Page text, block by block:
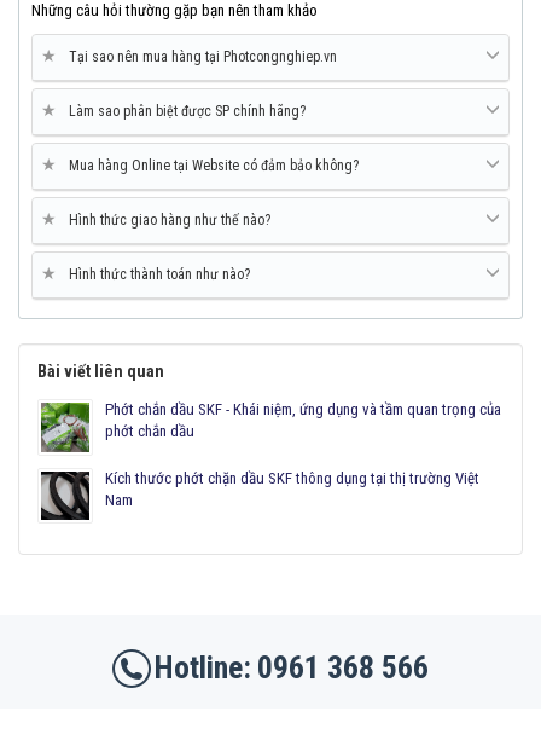
Những câu hỏi thường gặp bạn nên tham khảo
★ Tại sao nên mua hàng tại Photcongnghiep.vn
★ Làm sao phân biệt được SP chính hãng?
★ Mua hàng Online tại Website có đảm bảo không?
★ Hình thức giao hàng như thế nào?
★ Hình thức thành toán như nào?
Bài viết liên quan
Phớt chắn dầu SKF - Khái niệm, ứng dụng và tầm quan trọng của
phớt chắn dầu
Kích thước phớt chặn dầu SKF thông dụng tại thị trường Việt
Nam
0961 368 566